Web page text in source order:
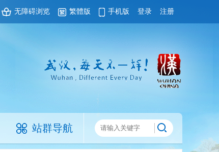
无障碍浏览 繁體版 手机版 登录 注册
站群导航